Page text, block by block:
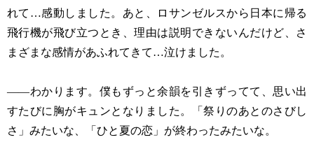
れて…感動しました。あと、ロサンゼルスから日本に帰る
飛行機が飛び立つとき、理由は説明できないんだけど、さ
まざまな感情があふれてきて…泣けました。
——わかります。僕もずっと余韻を引きずってて、思い出
すたびに胸がキュンとなりました。「祭りのあとのさびし
さ」みたいな、「ひと夏の恋」が終わったみたいな。